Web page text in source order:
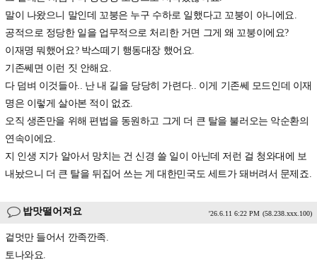
말이 나왔으니 말인데 꼬붕은 누구 수하로 일했다고 꼬붕이 아니에요.
공적으로 정당한 일을 업무적으로 처리한 거면 그게 왜 꼬붕이에요?
이재명 뭐했어요? 박스떼기 행동대장 했어요.
기존쎄면 이런 짓 안해요.
다 덤벼 이것들아.. 난 내 길을 당당히 가련다.. 이게 기존쎄 모드인데 이재
명은 이렇게 살아본 적이 없죠.
오직 생존만을 위해 편법을 동원하고 그게 더 큰 탈을 불러오는 악순환의
연속이에요.
지 인생 지가 알아서 망치는 건 신경 쓸 일이 아닌데 저런 걸 청와대에 보
내놨으니 더 큰 탈을 뒤집어 쓰는 게 대한민국도 세트가 돼버려서 문제죠.
밥맛떨어져요 '26.6.11 6:22 PM (58.238.xxx.100)
겉멋만 들어서 깐족깐족.
토나와요.